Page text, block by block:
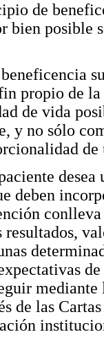
de
bien posible
propio de
de vida
y no sólo
deben
resultados,
de las